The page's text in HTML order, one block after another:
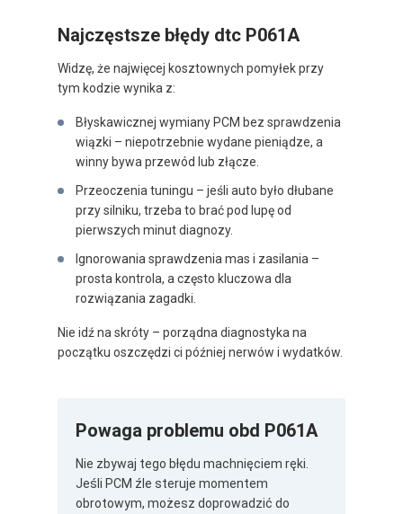
Najczęstsze błędy dtc P061A
Widzę, że najwięcej kosztownych pomyłek przy
tym kodzie wynika z:
Błyskawicznej wymiany PCM bez sprawdzenia
wiązki – niepotrzebnie wydane pieniądze, a
winny bywa przewód lub złącze.
Przeoczenia tuningu – jeśli auto było dłubane
przy silniku, trzeba to brać pod lupę od
pierwszych minut diagnozy.
Ignorowania sprawdzenia mas i zasilania –
prosta kontrola, a często kluczowa dla
rozwiązania zagadki.
Nie idź na skróty – porządna diagnostyka na
początku oszczędzi ci później nerwów i wydatków.
Powaga problemu obd P061A
Nie zbywaj tego błędu machnięciem ręki.
Jeśli PCM źle steruje momentem
obrotowym, możesz doprowadzić do